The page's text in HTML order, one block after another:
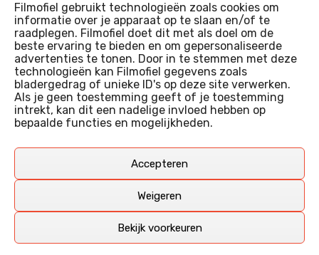
Filmofiel gebruikt technologieën zoals cookies om
informatie over je apparaat op te slaan en/of te
raadplegen. Filmofiel doet dit met als doel om de
beste ervaring te bieden en om gepersonaliseerde
advertenties te tonen. Door in te stemmen met deze
technologieën kan Filmofiel gegevens zoals
bladergedrag of unieke ID's op deze site verwerken.
Als je geen toestemming geeft of je toestemming
intrekt, kan dit een nadelige invloed hebben op
bepaalde functies en mogelijkheden.
Accepteren
Weigeren
Bekijk voorkeuren
WIE IK BEN…?
Ik ben ooit begonnen met m’n recensies omdat ik zoveel
films keek dat ik af en toe niet meer wist welke ik nu wel of
niet gezien had. Ik ben een filmliefhebber, heb als hobby nog
erg lang in een videotheek gewerkt, en heb als coproducent
Deze recensies zijn dan ook vooral vrij pretentieloze
aangevuld met een groeiende kennis over de kunde én de
kunst van het maken van film.